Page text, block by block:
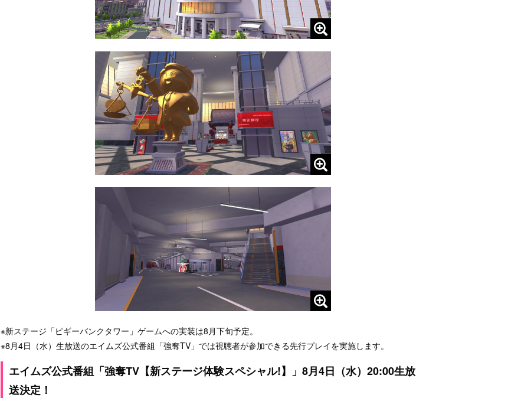
※新ステージ「ピギーバンクタワー」ゲームへの実装は8月下旬予定。
※8月4日（水）生放送のエイムズ公式番組「強奪TV」では視聴者が参加できる先行プレイを実施します。
エイムズ公式番組「強奪TV【新ステージ体験スペシャル!】」8月4日（水）20:00生放
送決定！